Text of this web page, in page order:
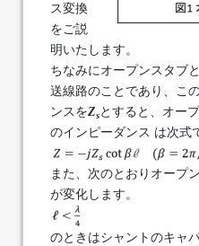
ス変換
をご説
明いたします。
ちなみにオープンスタブ
送線路のことであり、こ
ンスをZsとすると、オー
のインピーダンス は次式
また、次のとおりオープ
が変化します。
のときはシャントのキャ